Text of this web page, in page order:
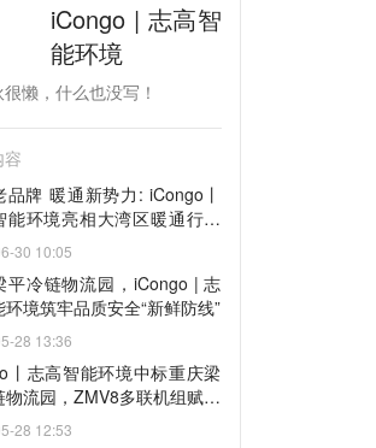
iCongo | 志高智
能环境
懒，什么也没写！
容
品牌 暖通新势力: iCongo丨
能环境亮相大湾区暖通行业
30 10:05
平冷链物流园，iCongo | 志
境筑牢品质安全“新鲜防线”
28 13:36
丨志高智能环境中标重庆梁
物流园，ZMV8多联机组赋能
绿色运营
28 12:53